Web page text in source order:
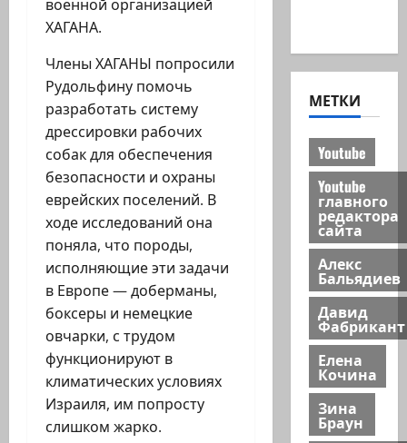
военной организацией
ХАГАНА.
Члены ХАГАНЫ попросили
Рудольфину помочь
разработать систему
дрессировки рабочих
собак для обеспечения
безопасности и охраны
еврейских поселений. В
ходе исследований она
поняла, что породы,
исполняющие эти задачи
в Европе — доберманы,
боксеры и немецкие
овчарки, с трудом
функционируют в
климатических условиях
Израиля, им попросту
слишком жарко.
МЕТКИ
Youtube
Youtube
главного
редактора
сайта
Алекс
Бальядиев
Давид
Фабрикант
Елена
Кочина
Зина
Браун